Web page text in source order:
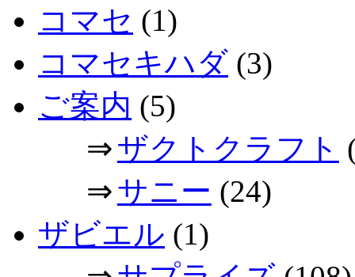
コマセ (1)
コマセキハダ (3)
ご案内 (5)
⇒ザクトクラフト
⇒サニー (24)
ザビエル (1)